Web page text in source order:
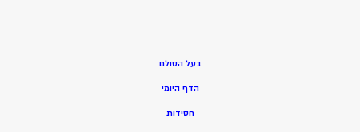
בעל הסולם
הדף היומי
חסידות